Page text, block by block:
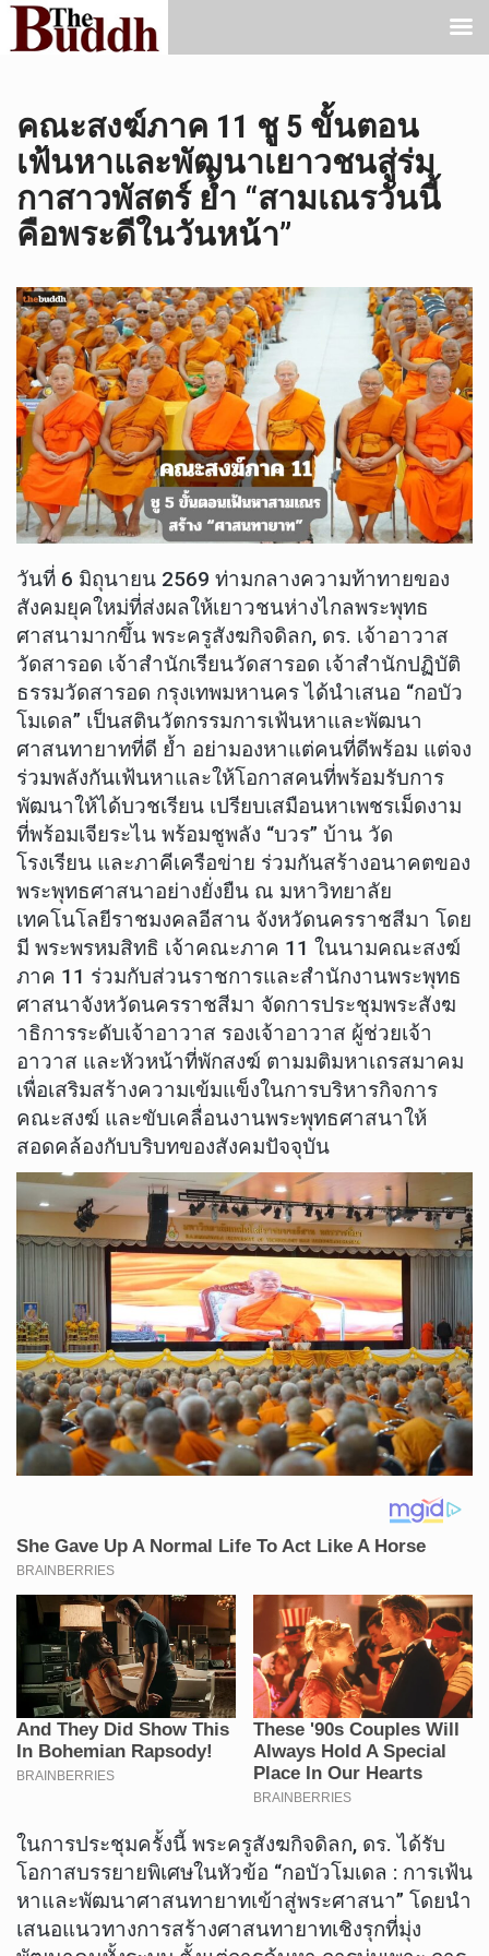
คณะสงฆ์ภาค 11 ชู 5 ขั้นตอน
เฟ้นหาและพัฒนาเยาวชนสู่ร่ม
กาสาวพัสตร์ ย้ำ “สามเณรวันนี้
คือพระดีในวันหน้า”
วันที่ 6 มิถุนายน 2569 ท่ามกลางความท้าทายของ
สังคมยุคใหม่ที่ส่งผลให้เยาวชนห่างไกลพระพุทธ
ศาสนามากขึ้น พระครูสังฆกิจดิลก, ดร. เจ้าอาวาส
วัดสารอด เจ้าสำนักเรียนวัดสารอด เจ้าสำนักปฏิบัติ
ธรรมวัดสารอด กรุงเทพมหานคร ได้นำเสนอ “กอบัว
โมเดล” เป็นสตินวัตกรรมการเฟ้นหาและพัฒนา
ศาสนทายาทที่ดี ย้ำ อย่ามองหาแต่คนที่ดีพร้อม แต่จง
ร่วมพลังกันเฟ้นหาและให้โอกาสคนที่พร้อมรับการ
พัฒนาให้ได้บวชเรียน เปรียบเสมือนหาเพชรเม็ดงาม
ที่พร้อมเจียระไน พร้อมชูพลัง “บวร” บ้าน วัด
โรงเรียน และภาคีเครือข่าย ร่วมกันสร้างอนาคตของ
พระพุทธศาสนาอย่างยั่งยืน ณ มหาวิทยาลัย
เทคโนโลยีราชมงคลอีสาน จังหวัดนครราชสีมา โดย
มี พระพรหมสิทธิ เจ้าคณะภาค 11 ในนามคณะสงฆ์
ภาค 11 ร่วมกับส่วนราชการและสำนักงานพระพุทธ
ศาสนาจังหวัดนครราชสีมา จัดการประชุมพระสังฆ
าธิการระดับเจ้าอาวาส รองเจ้าอาวาส ผู้ช่วยเจ้า
อาวาส และหัวหน้าที่พักสงฆ์ ตามมติมหาเถรสมาคม
เพื่อเสริมสร้างความเข้มแข็งในการบริหารกิจการ
คณะสงฆ์ และขับเคลื่อนงานพระพุทธศาสนาให้
สอดคล้องกับบริบทของสังคมปัจจุบัน
ในการประชุมครั้งนี้ พระครูสังฆกิจดิลก, ดร. ได้รับ
โอกาสบรรยายพิเศษในหัวข้อ “กอบัวโมเดล : การเฟ้น
หาและพัฒนาศาสนทายาทเข้าสู่พระศาสนา” โดยนำ
เสนอแนวทางการสร้างศาสนทายาทเชิงรุกที่มุ่ง